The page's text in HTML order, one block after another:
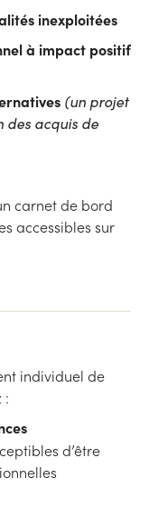
inexploitées
à impact positif
(un projet
des acquis de
carnet de bord
accessibles sur
individuel de
:
d’être